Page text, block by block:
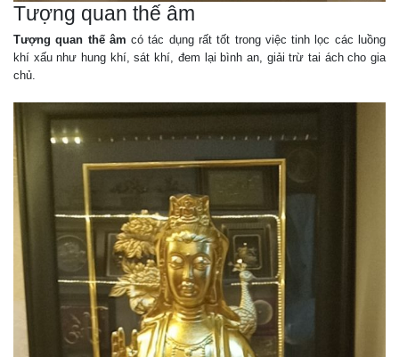
Tượng quan thế âm
Tượng quan thế âmcó tác dụng rất tốt trong việc tinh lọc các luồng
khí xấu như hung khí, sát khí, đem lại bình an, giải trừ tai ách cho gia
chủ.